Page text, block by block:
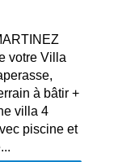
votre Villa
à bâtir +
villa 4
piscine et